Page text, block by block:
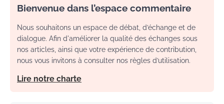
Bienvenue dans l’espace commentaire
Nous souhaitons un espace de débat, d’échange et de
dialogue. Afin d'améliorer la qualité des échanges sous
nos articles, ainsi que votre expérience de contribution,
nous vous invitons à consulter nos règles d’utilisation.
Lire notre charte